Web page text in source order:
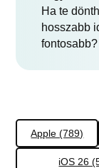
Ha te
hosszabb
fontosabb?
Apple (789)
iOS 26